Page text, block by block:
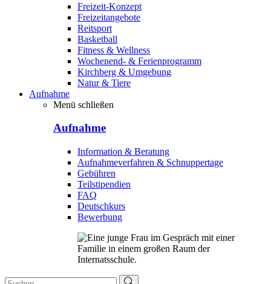
Freizeit-Konzept
Freizeitangebote
Reitsport
Basketball
Fitness & Wellness
Wochenend- & Ferienprogramm
Kirchberg & Umgebung
Natur & Tiere
Aufnahme
Menü schließen
Aufnahme
Information & Beratung
Aufnahmeverfahren & Schnuppertage
Gebühren
Teilstipendien
FAQ
Deutschkurs
Bewerbung